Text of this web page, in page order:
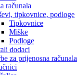
računala
tipkovnice, podloge
Tipkovnice
Miške
Podloge
dodaci
za prijenosna računala